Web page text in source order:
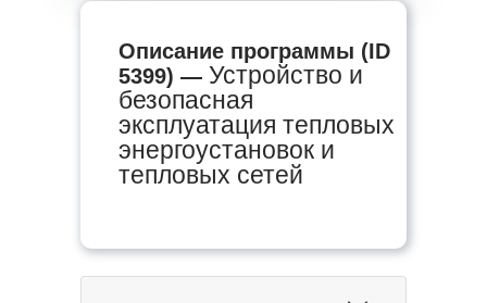
Описание программы (ID
5399) — Устройство и
безопасная
эксплуатация тепловых
энергоустановок и
тепловых сетей